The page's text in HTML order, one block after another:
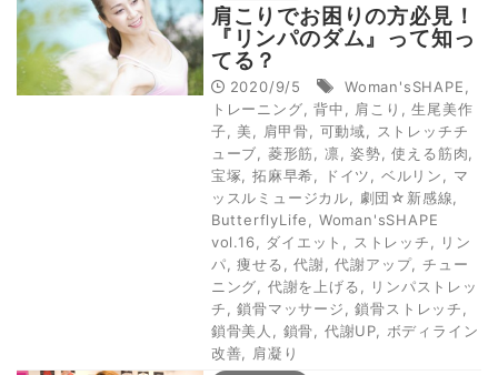
肩こりでお困りの方必見！
『リンパのダム』って知っ
てる？
2020/9/5 Woman'sSHAPE
トレーニング ,背中 肩こり ,生尾美作
子
美 肩甲骨 可動域
ストレッチチ
ューブ
菱形筋 凛 ,姿勢 ,使える筋肉
宝塚
拓麻早希 ドイツ ベルリン
マ
ッスルミュージカル
劇団☆新感線
ButterflyLife
Woman'sSHAPE
vol.16
ダイエット ストレッチ
リン
パ ,痩せる ,代謝 ,代謝アップ, チュー
ニング
代謝を上げる
リンパストレッ
チ ,鎖骨マッサージ ,鎖骨ストレッチ
鎖骨美人
鎖骨 代謝UP, ボディライン
改善
肩凝り